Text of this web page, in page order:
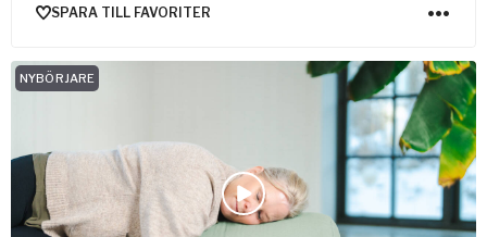
SPARA TILL FAVORITER
NYBÖRJARE